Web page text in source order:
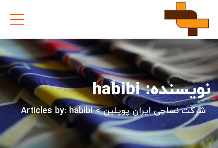
نویسنده:habibi
شرکت نساجی ایران پوپلین>
Articles by: habibi